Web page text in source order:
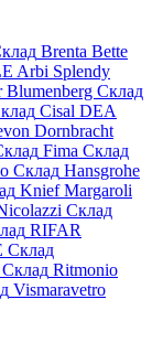
Brenta Bette
Arbi Splendy
Blumenberg Склад
Cisal DEA
Dornbracht
Fima Склад
Склад Hansgrohe
KniefMargaroli
Склад
RIFAR
Склад
Склад Ritmonio
Vismaravetro